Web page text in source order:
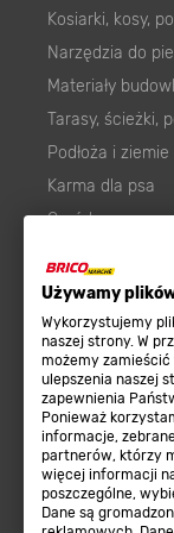
Używamy
Wykorzystujemy
naszej strony. W
możemy
ulepszenia naszej
zapewnienia
Ponieważ
informacje,
partnerów, którzy
więcej informacji
poszczególne,
Dane są
Kosiarki, kosy,
Narzędzia do
Materiały
Tarasy, ścieżki,
Podłoża i
Karma dla psa
Ogród
Elektryka
Panele
Elektronarzędzia
Płytki
Panele
Płyty OSB/HDF
Grabie do